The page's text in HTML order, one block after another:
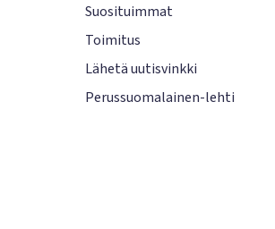
Suosituimmat
Toimitus
Lähetä uutisvinkki
Perussuomalainen-lehti